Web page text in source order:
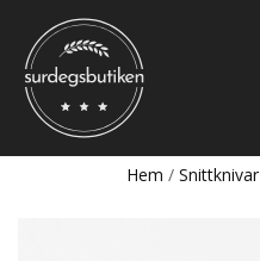
Hem / Snittknivar